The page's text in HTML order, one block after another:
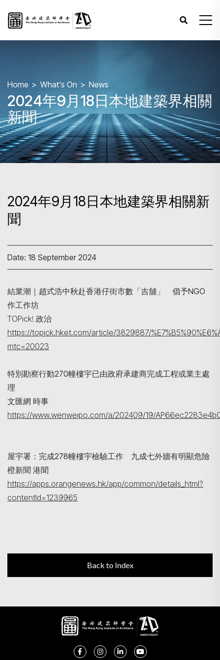
Home What's On News
2024年9月18日本地建築界相關
新聞
2024年9月18日本地建築界相關新
聞
Date: 18 September 2024
結業潮｜趙式浩中秋赴香港仔街市數「吉舖」 倡予NGO
作工作坊
TOPick! 政治
https://topick.hket.com/article/3829887/
mtc=20023
特別勘察行動270幢樓宇已由政府承建商完成工程或業主處
理
文匯網 時事
https://www.wenweipo.com/a/202409/19/
屋宇署：完成278幢樓宇檢驗工作 九成七外牆有明顯危險
橙新聞 港聞
https://apps.orangenews.hk/app/common/details_html?
contentId=1239965
Back to Index